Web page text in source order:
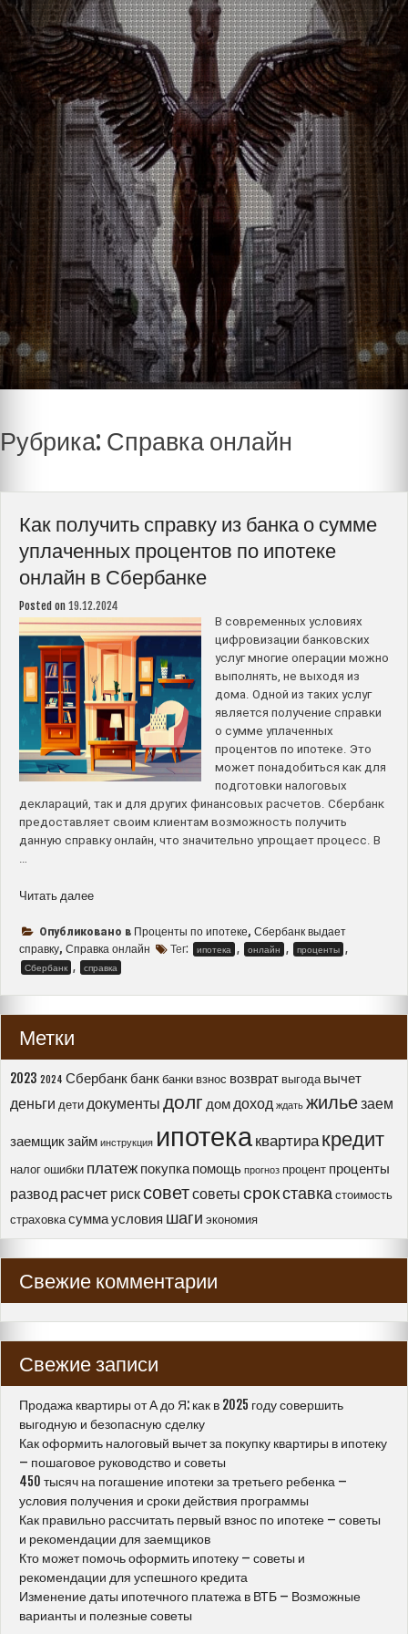
Рубрика: Справка онлайн
Как получить справку из банка о сумме
уплаченных процентов по ипотеке
онлайн в Сбербанке
Posted on 19.12.2024
В современных условиях
цифровизации банковских
услуг многие операции можно
выполнять, не выходя из
дома. Одной из таких услуг
является получение справки
о сумме уплаченных
процентов по ипотеке. Это
может понадобиться как для
подготовки налоговых
деклараций, так и для других финансовых расчетов. Сбербанк
предоставляет своим клиентам возможность получить
данную справку онлайн, что значительно упрощает процесс. В
…
Читать далее“Как
справку
из
банка
по
ипотеке
в
Опубликовано в Проценты по ипотеке, Сбербанк выдает
справку, Справка онлайн Тег: ипотека , онлайн , проценты ,
Сбербанк , справка
Метки
2023 2024 Сбербанкбанкбанки взнос возврат выгода вычет
деньги детидокументы долг домдоход ждать жильезаем
заемщикзайм инструкция ипотекаквартиракредит
налогошибки платеж покупка помощь прогноз процент проценты
развод расчет рисксоветсоветы срокставка стоимость
страховкасуммаусловия шаги экономия
Свежие комментарии
Свежие записи
Продажа квартиры от А до Я: как в 2025 году совершить
выгодную и безопасную сделку
Как оформить налоговый вычет за покупку квартиры в ипотеку
– пошаговое руководство и советы
450 тысяч на погашение ипотеки за третьего ребенка –
условия получения и сроки действия программы
Как правильно рассчитать первый взнос по ипотеке – советы
и рекомендации для заемщиков
Кто может помочь оформить ипотеку – советы и
рекомендации для успешного кредита
Изменение даты ипотечного платежа в ВТБ – Возможные
варианты и полезные советы